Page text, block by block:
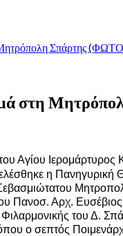
Σπάρτης
στη
Αγίου
η Πανηγυρική
Πανοσ. Αρχ.
του Δ.
ο σεπτός